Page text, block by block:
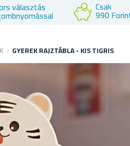
választás Csak
990
GYEREK RAJZTÁBLA - KIS TIGRIS